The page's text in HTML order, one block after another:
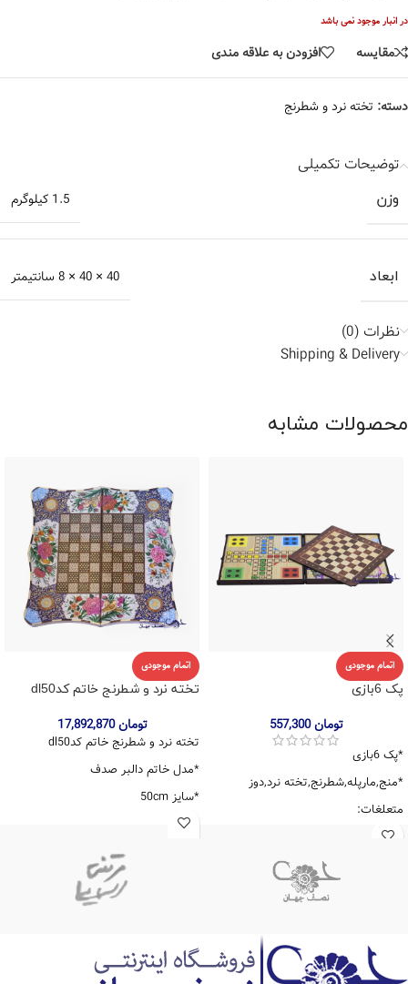
در انبار موجود نمی باشد
مقایسه افزودن به علاقه مندی
دسته: تخته نرد و شطرنج
توضیحات تکمیلی
وزن 1.5 کیلوگرم
ابعاد 40 × 40 × 8 سانتیمتر
نظرات (0)
Shipping & Delivery
محصولات مشابه
اتمام موجودی
پک 6بازی
تومان557,300
*پک 6بازی
*منج,مارپله,شطرنج,تخته نرد,دوز
متعلغات:
*یک دست مهره ی تخته نرد لیزری و
*یک جفت تاس
اتمام موجودی
تخته نرد و شطرنج خاتم کدdl50
تومان17,892,870
تخته نرد و شطرنج خاتم کدdl50
*مدل خاتم دالبر صدف
*سایز 50cm
*طرح گل و مرغ
*یک دست مهره ی تخته نرد خاتم
*یک جفت تاس طرح استخوان